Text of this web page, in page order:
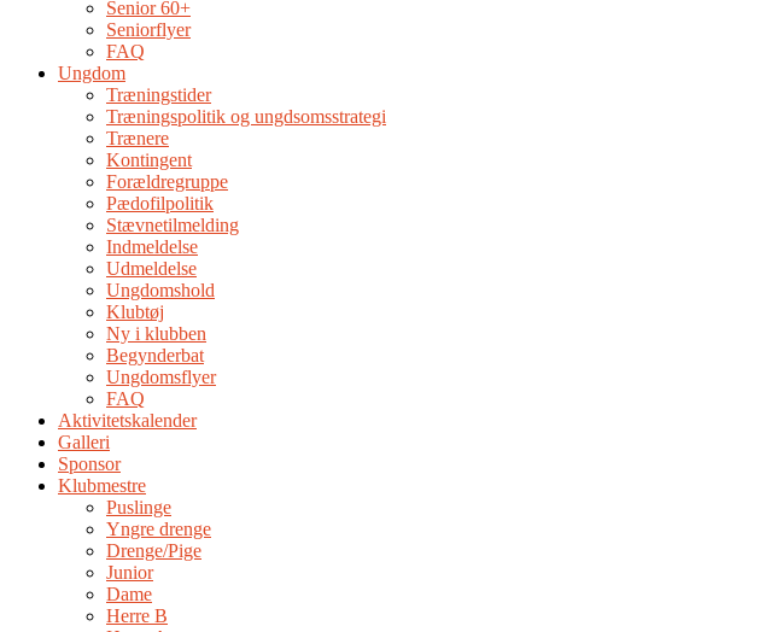
Senior 60+
Seniorflyer
FAQ
Ungdom
Træningstider
Træningspolitik og ungdsomsstrategi
Trænere
Kontingent
Forældregruppe
Pædofilpolitik
Stævnetilmelding
Indmeldelse
Udmeldelse
Ungdomshold
Klubtøj
Ny i klubben
Begynderbat
Ungdomsflyer
FAQ
Aktivitetskalender
Galleri
Sponsor
Klubmestre
Puslinge
Yngre drenge
Drenge/Pige
Junior
Dame
Herre B